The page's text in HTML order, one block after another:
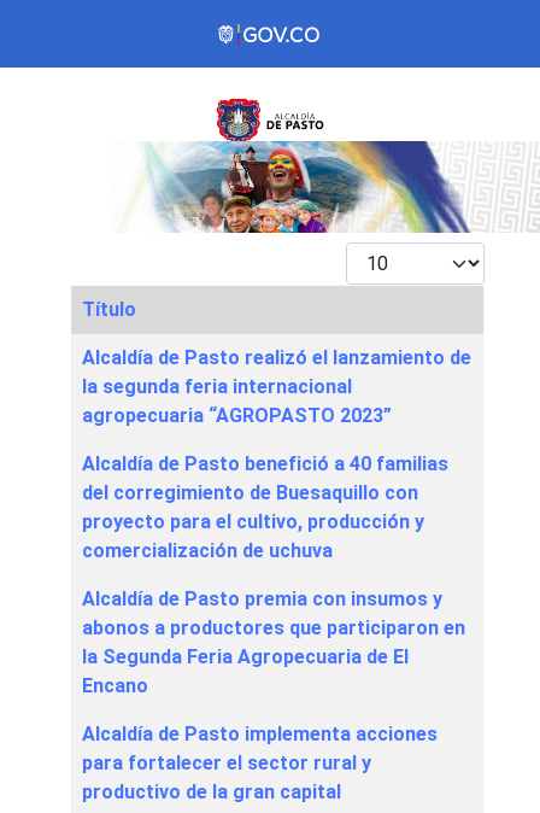
Mostrar #
Articles
Título
Alcaldía de Pasto realizó el lanzamiento de
la segunda feria internacional
agropecuaria “AGROPASTO 2023”
Alcaldía de Pasto benefició a 40 familias
del corregimiento de Buesaquillo con
proyecto para el cultivo, producción y
comercialización de uchuva
Alcaldía de Pasto premia con insumos y
abonos a productores que participaron en
la Segunda Feria Agropecuaria de El
Encano
Alcaldía de Pasto implementa acciones
para fortalecer el sector rural y
productivo de la gran capital